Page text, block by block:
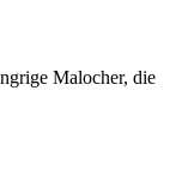
Malocher, die